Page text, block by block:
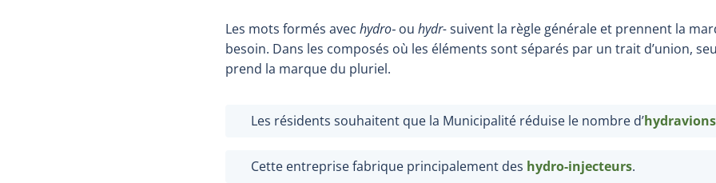
Les mots formés avec hydro‑ ou hydr-suivent la règle générale et prennent la
besoin. Dans les composés où les éléments sont séparés par un trait d’union,
prend la marque du pluriel.
Les résidents souhaitent que la Municipalité réduise le nombre d’hydravions
Cette entreprise fabrique principalement des hydro-injecteurs.